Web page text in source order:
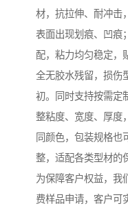
材，抗拉伸、耐冲击
表面出现划痕、凹痕
配，粘力均匀稳定，
全无胶水残留，损伤
初。同时支持按需定
整粘度、宽度、厚度
同颜色，包装规格也
整，适配各类型材的
为保障客户权益，我
费样品申请，客户可